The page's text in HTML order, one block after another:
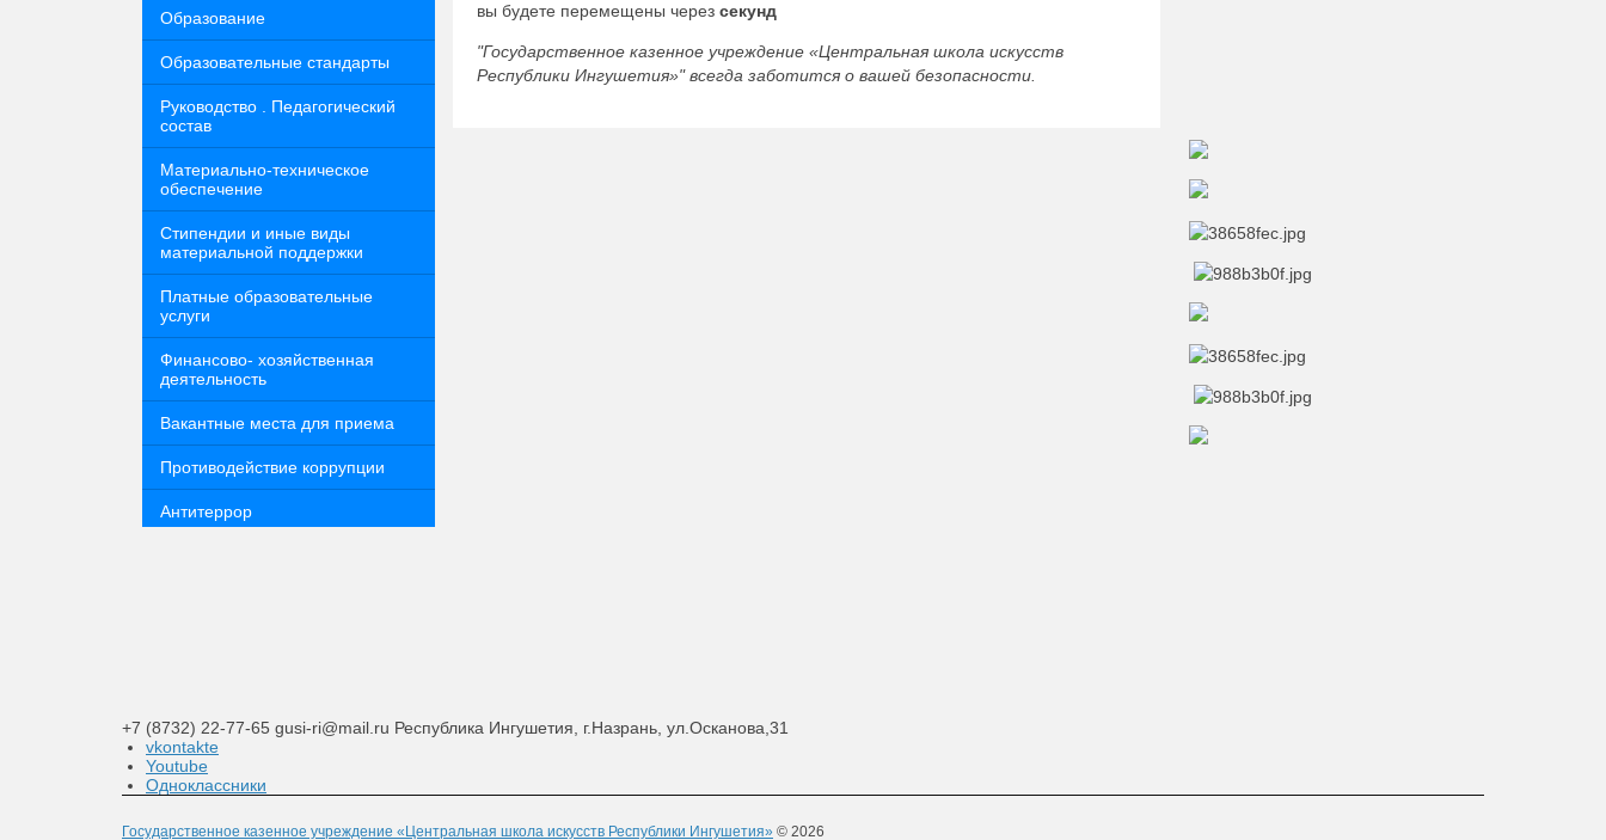
Образование
Образовательные стандарты
Руководство . Педагогический
состав
Материально-техническое
обеспечение
Стипендии и иные виды
материальной поддержки
Платные образовательные
услуги
Финансово- хозяйственная
деятельность
Вакантные места для приема
Противодействие коррупции
Антитеррор
вы будете перемещены черезсекунд
"Государственное казенное учреждение «Центральная школа искусств
Республики Ингушетия»" всегда заботится о вашей безопасности.
+7 (8732) 22-77-65 gusi-ri@mail.ru Республика Ингушетия, г.Назрань, ул.Осканова,31
vkontakte
Youtube
Одноклассники
Государственное казенное учреждение «Центральная школа искусств Республики Ингушетия» © 2026